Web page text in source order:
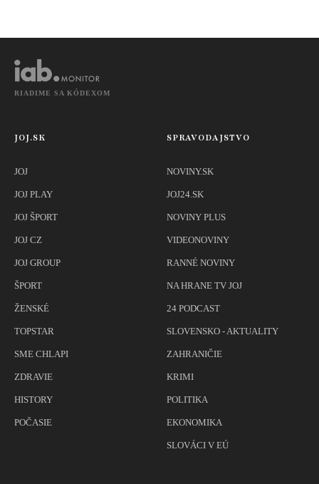
RIADIME SA KÓDEXOM
JOJ.SK
JOJ
JOJ PLAY
JOJ ŠPORT
JOJ CZ
JOJ GROUP
ŠPORT
ŽENSKÉ
TOPSTAR
SME CHLAPI
ZDRAVIE
HISTORY
POČASIE
SPRAVODAJSTVO
NOVINY.SK
JOJ24.SK
NOVINY PLUS
VIDEONOVINY
RANNÉ NOVINY
NA HRANE TV JOJ
24 PODCAST
SLOVENSKO - AKTUALITY
ZAHRANIČIE
KRIMI
POLITIKA
EKONOMIKA
SLOVÁCI V EÚ